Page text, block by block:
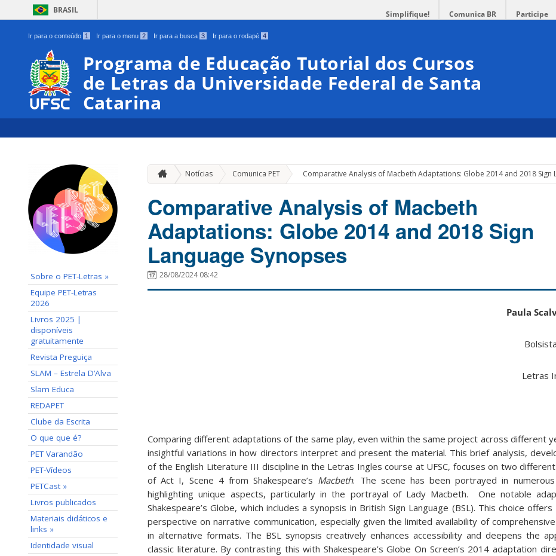
BRASIL Simplifique! Comunica BR Participe
Ir para o conteúdo 1 Ir para o menu 2 Ir para a busca 3 Ir para o rodapé 4
Programa de Educação Tutorial dos Cursos
de Letras da Universidade Federal de Santa
Catarina
Sobre o PET-Letras »
Equipe PET-Letras
2026
Livros 2025 |
disponíveis
gratuitamente
Revista Preguiça
SLAM – Estrela D’Alva
Slam Educa
REDAPET
Clube da Escrita
O que que é?
PET Varandão
PET-Vídeos
PETCast »
Livros publicados
Materiais didáticos e
links »
Identidade visual
Notícias Comunica PET » Comparative Analysis of Macbeth Adaptations: Globe 2014 and 2018 Sign
Comparative Analysis of Macbeth
Adaptations: Globe 2014 and 2018 Sign
Language Synopses
28/08/2024 08:42
Paula
Letras
Comparing different adaptations of the same play, even within the same project across different
insightful variations in how directors interpret and present the material. This brief analysis,
of the English Literature III discipline in the Letras Ingles course at UFSC, focuses on two
of Act I, Scene 4 from Shakespeare’s Macbeth. The scene has been portrayed in
highlighting unique aspects, particularly in the portrayal of Lady Macbeth. One notable
Shakespeare’s Globe, which includes a synopsis in British Sign Language (BSL). This choice
perspective on narrative communication, especially given the limited availability of
in alternative formats. The BSL synopsis creatively enhances accessibility and deepens the
classic literature. By contrasting this with Shakespeare’s Globe On Screen’s 2014 adaptation